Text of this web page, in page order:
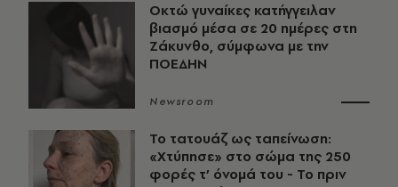
Οκτώ γυναίκες κατήγγειλαν
βιασμό μέσα σε 20 ημέρες στη
Ζάκυνθο, σύμφωνα με την
ΠΟΕΔΗΝ
Newsroom
Το τατουάζ ως ταπείνωση:
«Χτύπησε» στο σώμα της 250
φορές τ’ όνομά του - Το πριν